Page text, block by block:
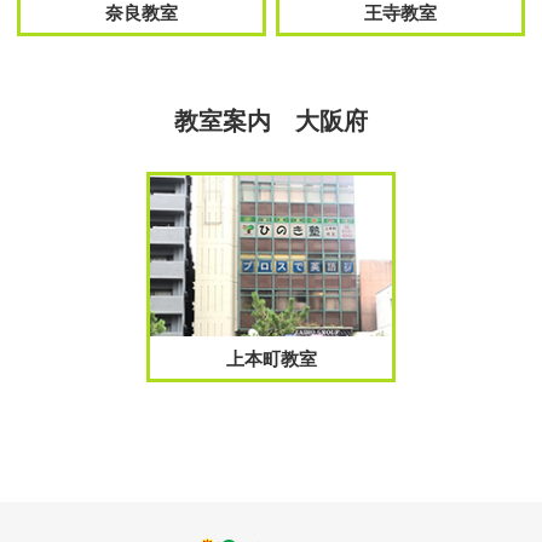
奈良教室 王寺教室
教室案内 大阪府
上本町教室